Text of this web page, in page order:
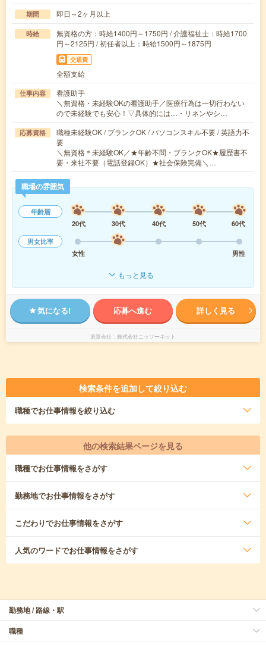
期間 即日～2ヶ月以上
時給
無資格の方：時給1400円～1750円 / 介護福祉士：時給1700
円～2125円 / 初任者以上：時給1500円～1875円
交通費
全額支給
仕事内容
看護助手
＼無資格・未経験OKの看護助手／医療行為は一切行わない
ので未経験でも安心！▽具体的には…・リネンやシ…
応募資格
職種未経験OK / ブランクOK / パソコンスキル不要 / 英語力不
要
＼無資格＊未経験OK／★年齢不問・ブランクOK★履歴書不
要・来社不要（電話登録OK）★社会保険完備＼…
職場の雰囲気
年齢層
20代
30代 40代 50代
60代
男女比率
女性
男性
もっと見る
気になる! 応募へ進む 詳しく見る
派遣会社 株式会社ニッソーネット
検索条件を追加して絞り込む
職種でお仕事情報を絞り込む
他の検索結果ページを見る
職種でお仕事情報をさがす
勤務地でお仕事情報をさがす
こだわりでお仕事情報をさがす
人気のワードでお仕事情報をさがす
勤務地 / 路線・駅
職種